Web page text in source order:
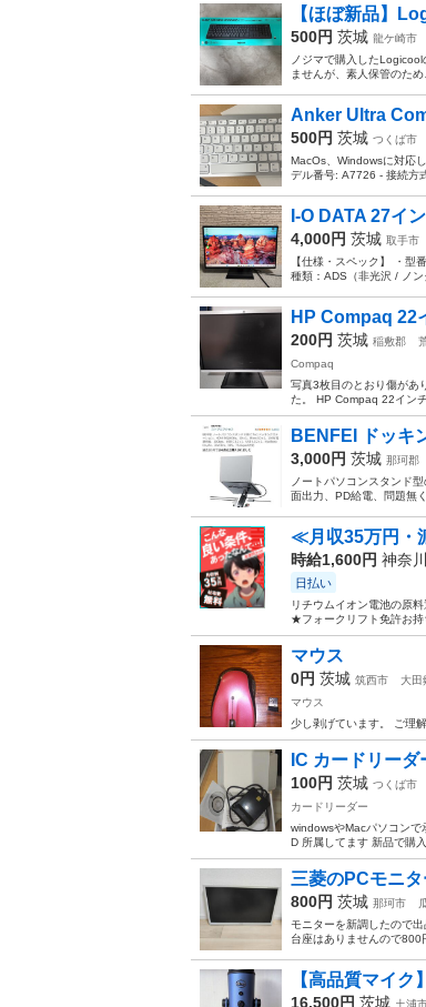
【ほぼ新品】
500円 茨城 龍ケ崎市
ノジマで購入した
ませんが、素人保管のた
Anker Ultra
500円 茨城 つくば市
MacOs、Windowsに対応
デル番号: A7726 - 接続方
I-O DATA 27イ
4,000円 茨城 取手市
【仕様・スペック】 ・
種類：ADS（非光沢 / ノン
HP Compaq 22
200円 茨城 稲敷郡
Compaq
写真3枚目のとおり傷があ
た。 HP Compaq 22イン
BENFEI ドッキ
3,000円 茨城 那珂郡
ノートパソコンスタンド
面出力、PD給電、問題無
≪月収35万円・
時給1,600円 神奈川
日払い
リチウムイオン電池の原
★フォークリフト免許お
マウス
0円 茨城 筑西市 大田
マウス
少し剥げています。 ご理
IC カードリーダ
100円 茨城 つくば市
カードリーダー
windowsやMacパソコンで
D 所属してます 新品で購
三菱のPCモニ
800円 茨城 那珂市
モニターを新調したので
台座はありませんので800
【高品質マイ
16,500円 茨城 土浦